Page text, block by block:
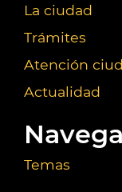
La ciudad
Trámites
Atención
Actualidad
Temas